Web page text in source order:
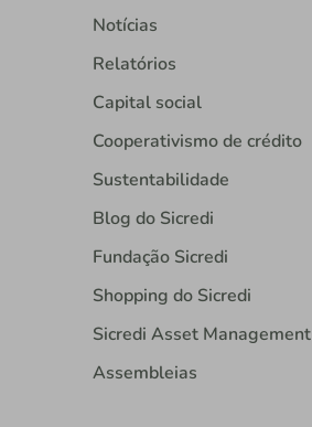
Notícias
Relatórios
Capital social
Cooperativismo de crédito
Sustentabilidade
Blog do Sicredi
Fundação Sicredi
Shopping do Sicredi
Sicredi Asset Management
Assembleias